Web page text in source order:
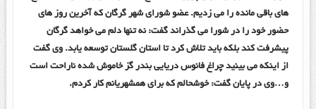
های باقی مانده را می زدیم. عضو شورای شهر گرگان که آخرین روز های
حضور خود را در شورا می گذراند گفت: نه تنها دلم می خواهد گرگان
پیشرفت کند بلکه باید تلاش کرد تا استان گلستان توسعه یابد. وی گفت
از اینکه می بینید چراغ فانوس دریایی بندر گز خاموش شده ناراحت است
و…وی در پایان گفت: خوشحالم که برای همشهریانم کار کردم.